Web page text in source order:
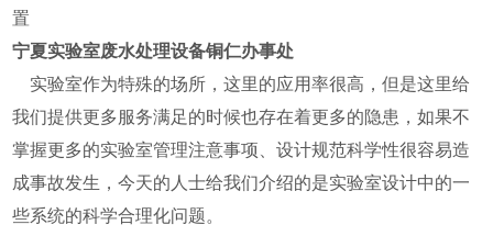
置
宁夏实验室废水处理设备铜仁办事处
实验室作为特殊的场所，这里的应用率很高，但是这里给
我们提供更多服务满足的时候也存在着更多的隐患，如果不
掌握更多的实验室管理注意事项、设计规范科学性很容易造
成事故发生，今天的人士给我们介绍的是实验室设计中的一
些系统的科学合理化问题。